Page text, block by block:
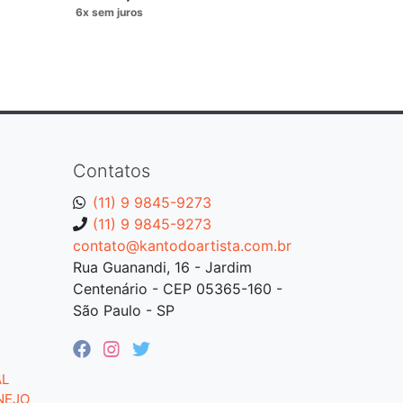
Contatos
(11) 9 9845-9273
(11) 9 9845-9273
contato@kantodoartista.com.br
Rua Guanandi, 16 - Jardim
Centenário - CEP 05365-160 -
São Paulo - SP